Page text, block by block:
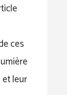
ces
leur